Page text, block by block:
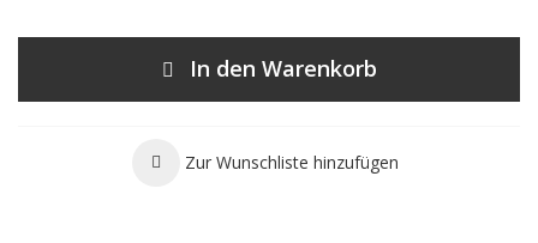
In den Warenkorb
Zur Wunschliste hinzufügen